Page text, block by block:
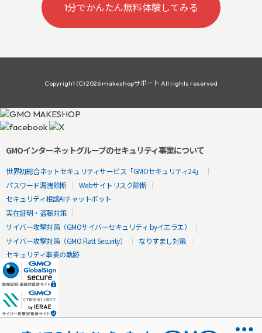
1分でかんたん無料体験してみる
Copyright (C) 2026 makeshopサポート All rights reserved
GMOインターネットグループのセキュリティ事業について
世界初総合ネットセキュリティサービス「GMOセキュリティ24」
パスワード漏洩診断
Webサイトリスク診断
セキュリティ相談AIチャットボット
実在証明・盗聴対策
サイバー攻撃対策（GMOサイバーセキュリティ byイエラエ）
サイバー攻撃対策（GMO Flatt Security）
なりすまし対策
セキュリティ事業の軌跡